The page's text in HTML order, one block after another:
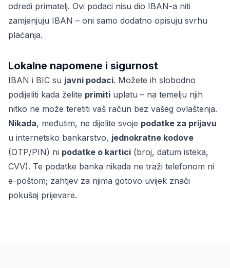
odredi primatelj. Ovi podaci nisu dio IBAN-a niti
zamjenjuju IBAN – oni samo dodatno opisuju svrhu
plaćanja.
Lokalne napomene i sigurnost
IBAN i BIC su javni podaci. Možete ih slobodno
podijeliti kada želite primiti uplatu – na temelju njih
nitko ne može teretiti vaš račun bez vašeg ovlaštenja.
Nikada, međutim, ne dijelite svoje podatke za prijavu
u internetsko bankarstvo, jednokratne kodove
(OTP/PIN) ni podatke o kartici (broj, datum isteka,
CVV). Te podatke banka nikada ne traži telefonom ni
e-poštom; zahtjev za njima gotovo uvijek znači
pokušaj prijevare.